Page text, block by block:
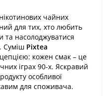
чайних
для тих, хто любить
та насолоджуватися
Суміш Pixtea
кожен смак – це
іграх 90-х. Яскравий
особливої
для споживача.